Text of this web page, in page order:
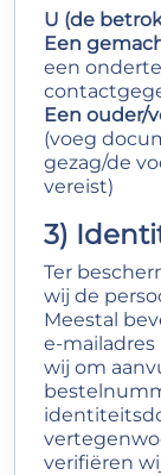
U (de
Een
een
Een ouder/
(voeg
gezag/de
vereist)
3)
Ter
wij de
Meestal
wij om
verifiëren